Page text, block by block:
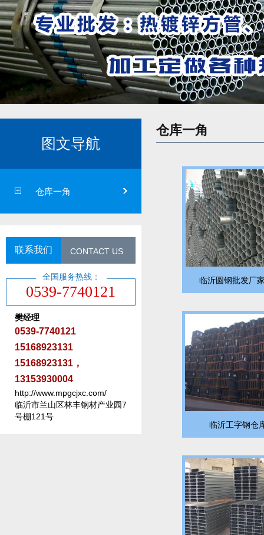
图文导航
仓库一角
联系我们 CONTACT US
0539-7740121
全国服务热线：
樊经理
0539-7740121
15168923131
15168923131，
13153930004
http://www.mpgcjxc.com/
临沂市兰山区林丰钢材产业园7
号棚121号
仓库一角
临沂圆钢批发厂
临沂工字钢仓